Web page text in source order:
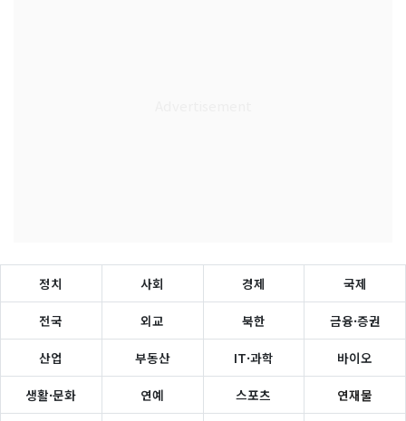
정치 사회 경제 국제
전국 외교 북한 금융·증권
산업 부동산 IT·과학 바이오
생활·문화 연예 스포츠 연재물